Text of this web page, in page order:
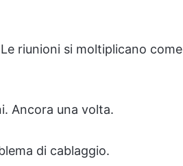
riunioni si moltiplicano come
Ancora una volta.
di cablaggio.